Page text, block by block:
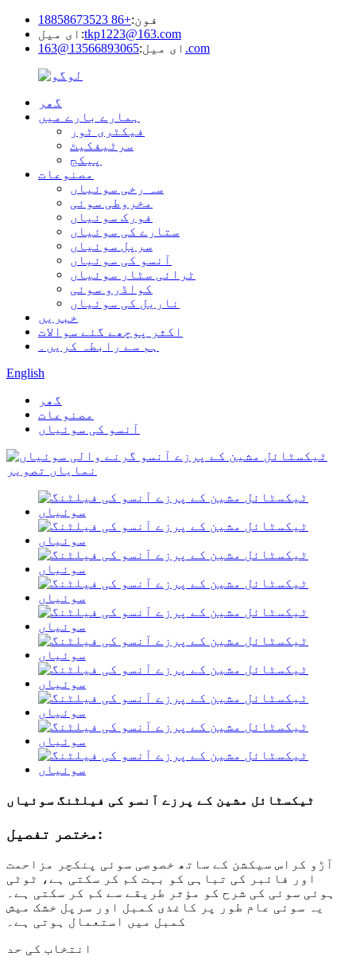
فون:+86 18858673523
ای میل:tkp1223@163.com
ای میل: 13566893065@163.com
گھر
ہمارے بارے میں
فیکٹری ٹور
سرٹیفکیٹ
پیکج
مصنوعات
سہ رخی سوئیاں
مخروطی سوئی
فورک سوئیاں
ستارے کی سوئیاں
سرپل سوئیاں
آنسو کی سوئیاں
ٹرائی سٹار سوئیاں
کواڈرو سوئی
ناریل کی سوئیاں
خبریں
اکثر پوچھے گئے سوالات
ہم سے رابطہ کریں۔
English
گھر
مصنوعات
آنسو کی سوئیاں
ٹیکسٹائل مشین کے پرزے آنسو کی فیلٹنگ سوئیاں
مختصر تفصیل:
آڑو کراس سیکشن کے ساتھ خصوصی سوئی پنکچر مزاحمت
اور فائبر کی تباہی کو بہت کم کر سکتی ہے، ٹوٹی
ہوئی سوئی کی شرح کو مؤثر طریقے سے کم کر سکتی ہے۔
یہ سوئی عام طور پر کاغذی کمبل اور سرپل خشک میش
کمبل میں استعمال ہوتی ہے۔
انتخاب کی حد